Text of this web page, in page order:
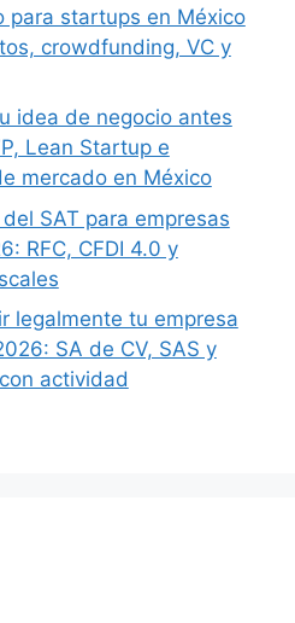
para startups en México
crowdfunding, VC y
idea de negocio antes
Lean Startup e
mercado en México
SAT para empresas
RFC, CFDI 4.0 y
legalmente tu empresa
SA de CV, SAS y
actividad